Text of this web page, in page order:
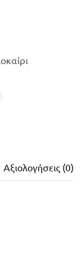
Αξιολογήσεις (0)